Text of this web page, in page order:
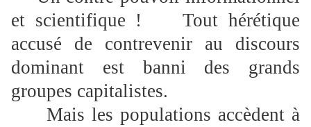
et scientifique ! Tout hérétique
accusé de contrevenir au discours
dominant est banni des grands
groupes capitalistes.
Mais les populations accèdent à